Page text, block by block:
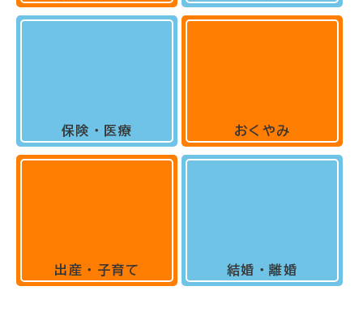
保険・医療
出産・子育て
おくやみ
結婚・離婚